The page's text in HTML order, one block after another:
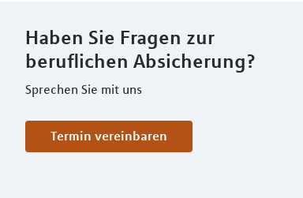
Haben Sie Fragen zur
beruflichen Absicherung?
Sprechen Sie mit uns
Termin vereinbaren